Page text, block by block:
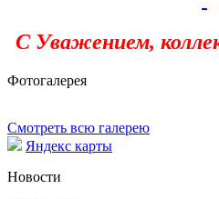
С Уважением,
Фотогалерея
Смотреть всю галерею
Яндекс карты
Новости